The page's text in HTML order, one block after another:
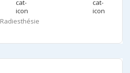
Radiesthésie